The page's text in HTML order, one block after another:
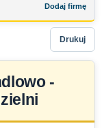
Dodaj firmę
Drukuj
-